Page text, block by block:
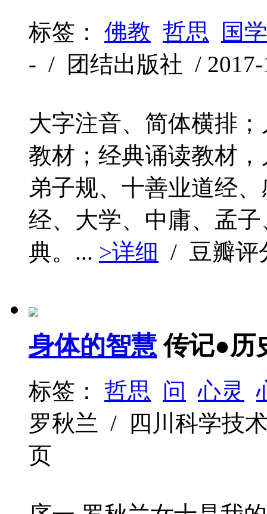
标签： 佛教 哲思
国
- / 团结出版社 /
大字注音、简体横排
教材；经典诵读教材
弟子规、十善业道经
经、大学、中庸、孟
典。... >详细 / 豆瓣
身体的智慧 传记●历
标签： 哲思 问 心灵
罗秋兰 / 四川科学技
页